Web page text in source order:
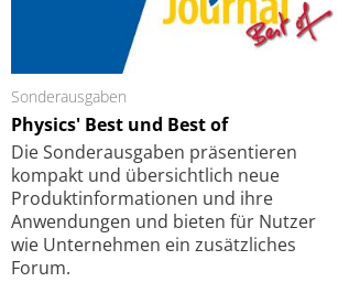
Sonderausgaben
Physics' Best und Best of
Die Sonder­ausgaben präsentieren
kompakt und übersichtlich neue
Produkt­informationen und ihre
Anwendungen und bieten für Nutzer
wie Unternehmen ein zusätzliches
Forum.
Elektronenmikroskopie auf
kleinstem Raum